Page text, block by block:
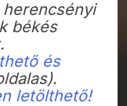
békés
és
letölthető!